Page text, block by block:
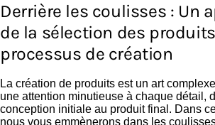
Derrière les coulisses : Un
de la sélection des
processus de création
La création de produits est un art
une attention minutieuse à chaque détail,
conception initiale au produit final. Dans
nous vous emmènerons dans les